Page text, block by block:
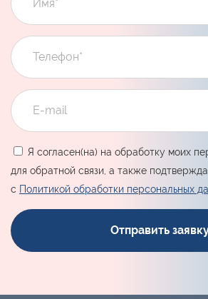
Я согласен(на) на обработку моих
для обратной связи, а также
с Политикой обработки персональных